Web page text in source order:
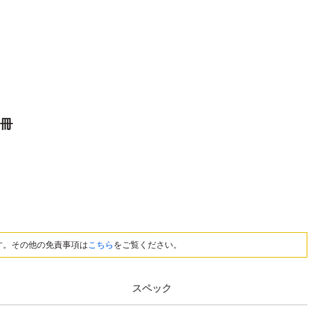
その他の免責事項はこちら をご覧ください。
スペック